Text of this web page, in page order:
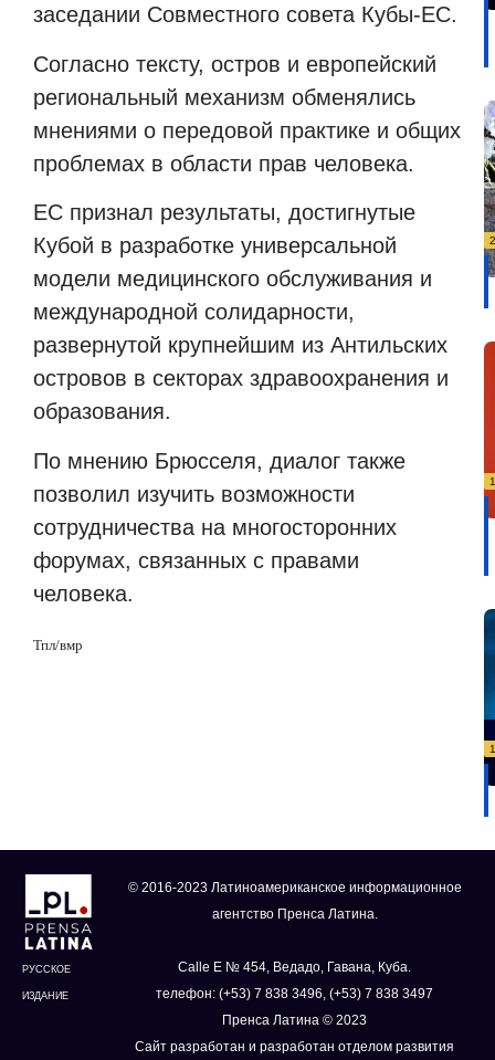
заседании Совместного совета Кубы-ЕС.
Согласно тексту, остров и европейский
региональный механизм обменялись
мнениями о передовой практике и общих
проблемах в области прав человека.
ЕС признал результаты, достигнутые
Кубой в разработке универсальной
модели медицинского обслуживания и
международной солидарности,
развернутой крупнейшим из Антильских
островов в секторах здравоохранения и
образования.
По мнению Брюсселя, диалог также
позволил изучить возможности
сотрудничества на многосторонних
форумах, связанных с правами
человека.
Тпл/вмр
РУССКОЕ
ИЗДАНИЕ
© 2016-2023 Латиноамериканское информационное
агентство Пренса Латина.
Calle E № 454, Ведадо, Гавана, Куба.
телефон: (+53) 7 838 3496, (+53) 7 838 3497
Пренса Латина © 2023
Сайт разработан и разработан отделом развития